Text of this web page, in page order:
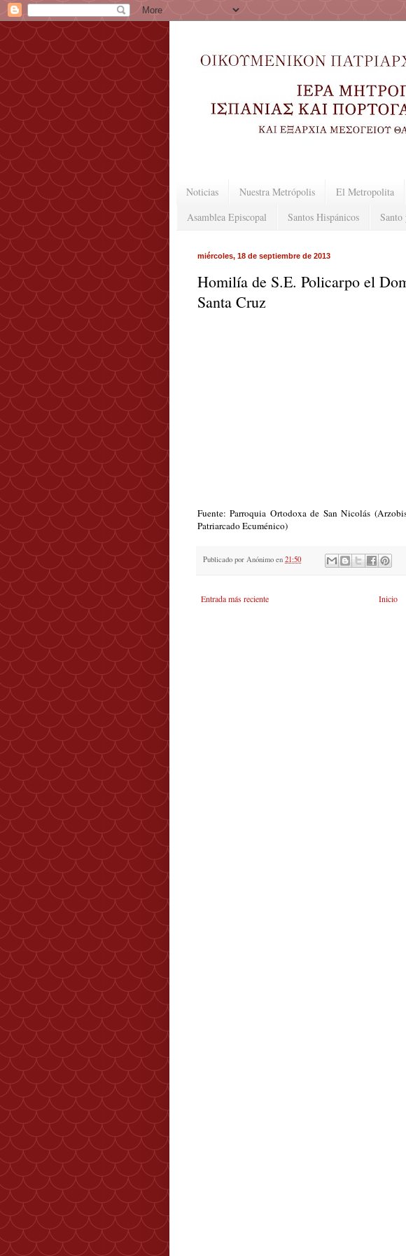
Noticias Nuestra Metrópolis El Metropolita
Asamblea Episcopal
Santos Hispánicos
miércoles, 18 de septiembre de 2013
Homilía de S.E. Policarpo el
Santa Cruz
Fuente: Parroquia Ortodoxa de San Nicolás
Patriarcado Ecuménico)
Publicado por Anónimo en 21:50
Entrada más reciente Inicio